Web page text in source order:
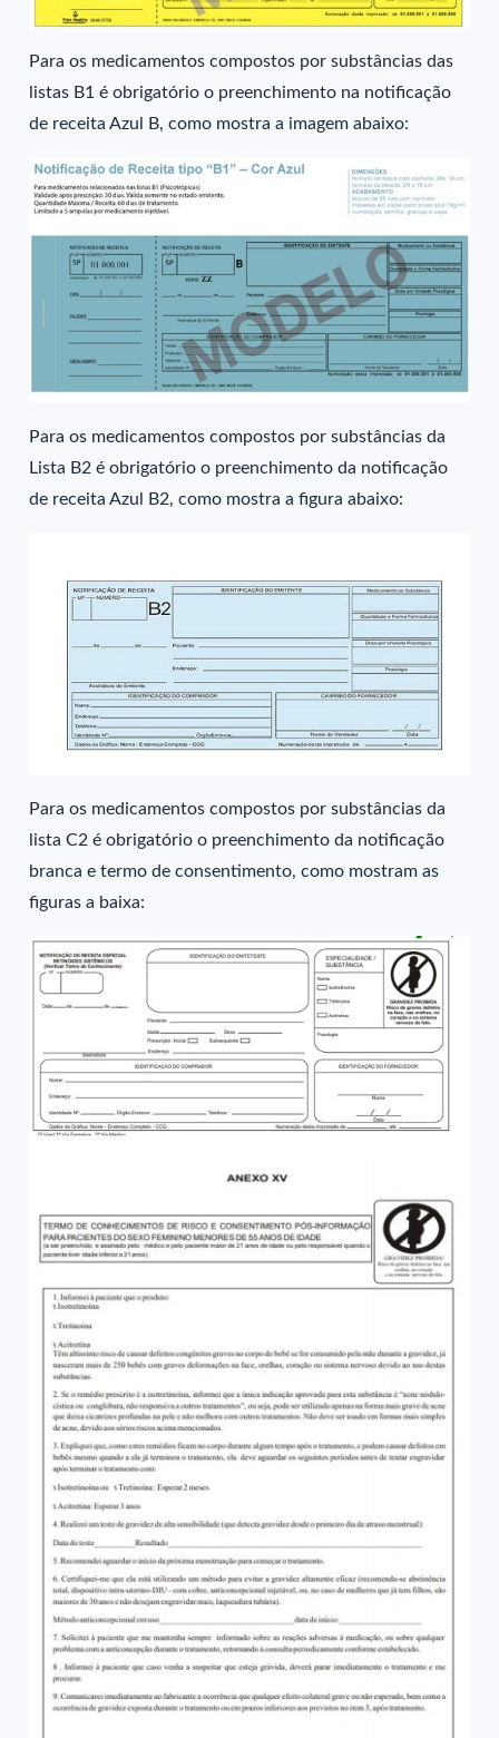
Para os medicamentos compostos por substâncias das
listas B1 é obrigatório o preenchimento na notificação
de receita Azul B, como mostra a imagem abaixo:
Para os medicamentos compostos por substâncias da
Lista B2 é obrigatório o preenchimento da notificação
de receita Azul B2, como mostra a figura abaixo:
Para os medicamentos compostos por substâncias da
lista C2 é obrigatório o preenchimento da notificação
branca e termo de consentimento, como mostram as
figuras a baixa: